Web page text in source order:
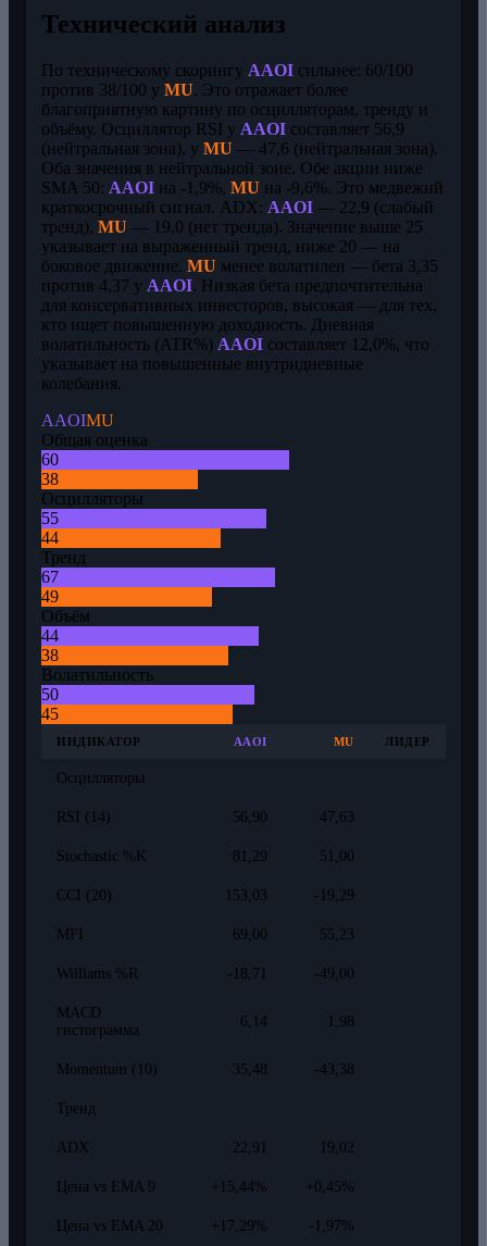
Технический анализ
По техническому скорингу AAOI сильнее: 60/100
против 38/100 у MU. Это отражает более
благоприятную картину по осцилляторам, тренду и
объёму. Осциллятор RSI у AAOI составляет 56,9
(нейтральная зона), у MU — 47,6 (нейтральная зона).
Оба значения в нейтральной зоне. Обе акции ниже
SMA 50: AAOI на -1,9%, MU на -9,6%. Это медвежий
краткосрочный сигнал. ADX: AAOI — 22,9 (слабый
тренд), MU — 19,0 (нет тренда). Значение выше 25
указывает на выраженный тренд, ниже 20 — на
боковое движение. MU менее волатилен — бета 3,35
против 4,37 у AAOI. Низкая бета предпочтительна
для консервативных инвесторов, высокая — для тех,
кто ищет повышенную доходность. Дневная
волатильность (ATR%) AAOI составляет 12,0%, что
указывает на повышенные внутридневные
колебания.
AAOIMU
Общая оценка
60
38
Осцилляторы
55
44
Тренд
67
49
Объём
44
38
Волатильность
50
45
ИНДИКАТОР AAOI MU ЛИДЕР
Осцилляторы
RSI (14) 56,90 47,63
Stochastic %K 81,29 51,00
CCI (20) 153,03 -19,29
MFI 69,00 55,23
Williams %R -18,71 -49,00
MACD
гистограмма
6,14 1,98
Momentum (10) 35,48 -43,38
Тренд
ADX 22,91 19,02
Цена vs EMA 9 +15,44% +0,45%
Цена vs EMA 20 +17,29% -1,97%